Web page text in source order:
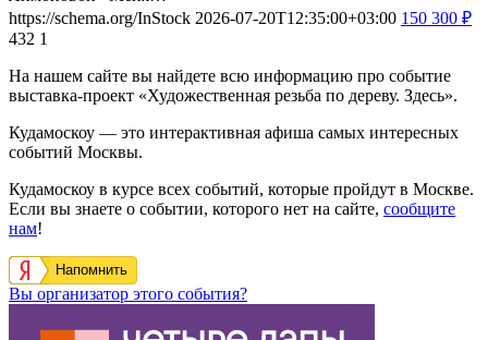
https://schema.org/InStock 2026-07-20T12:35:00+03:00 150 300 ₽
432 1
На нашем сайте вы найдете всю информацию про событие
выставка-проект «Художественная резьба по дереву. Здесь».
Кудамоскоу — это интерактивная афиша самых интересных
событий Москвы.
Кудамоскоу в курсе всех событий, которые пройдут в Москве.
Если вы знаете о событии, которого нет на сайте, сообщите
нам!
Напомнить
Вы организатор этого события?